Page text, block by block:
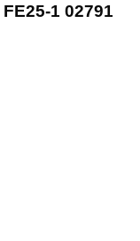
FE25-1 02791